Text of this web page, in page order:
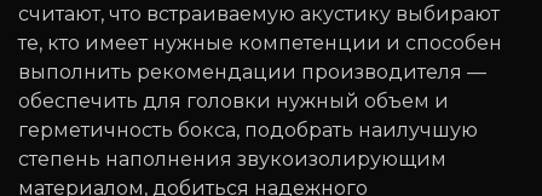
считают, что встраиваемую акустику выбирают
те, кто имеет нужные компетенции и способен
выполнить рекомендации производителя —
обеспечить для головки нужный объем и
герметичность бокса, подобрать наилучшую
степень наполнения звукоизолирующим
материалом, добиться надежного